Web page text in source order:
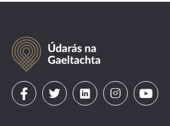
Údarás
na
Gaeltachta
VisitVisitVisitVisitVisit